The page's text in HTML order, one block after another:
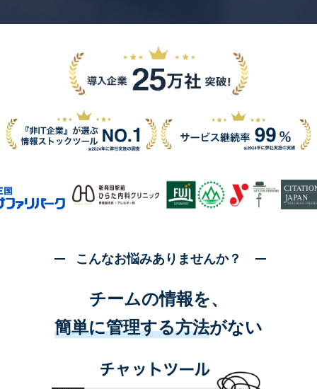
こんなお悩みありませんか？
チームの情報を、
簡単に管理する方法がない